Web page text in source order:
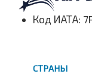
Код ИАТА:
СТРАНЫ